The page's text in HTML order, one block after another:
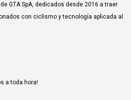
GTA SpA, dedicados desde 2016 a traer
con ciclismo y tecnología aplicada al
a toda hora!